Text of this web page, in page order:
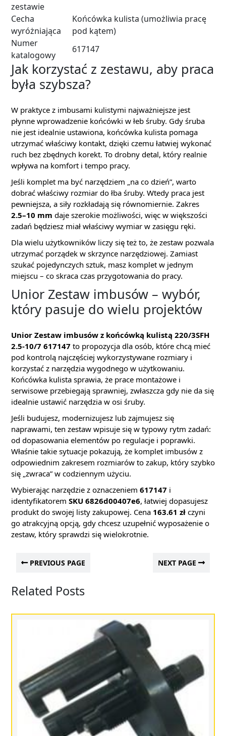
zestawie
Cecha
wyróżniająca
Końcówka kulista (umożliwia pracę
pod kątem)
Numer
katalogowy
617147
Jak korzystać z zestawu, aby praca
była szybsza?
W praktyce z imbusami kulistymi najważniejsze jest
płynne wprowadzenie końcówki w łeb śruby. Gdy śruba
nie jest idealnie ustawiona, końcówka kulista pomaga
utrzymać właściwy kontakt, dzięki czemu łatwiej wykonać
ruch bez zbędnych korekt. To drobny detal, który realnie
wpływa na komfort i tempo pracy.
Jeśli komplet ma być narzędziem „na co dzień”, warto
dobrać właściwy rozmiar do łba śruby. Wtedy praca jest
pewniejsza, a siły rozkładają się równomiernie. Zakres
2.5–10 mm daje szerokie możliwości, więc w większości
zadań będziesz miał właściwy wymiar w zasięgu ręki.
Dla wielu użytkowników liczy się też to, że zestaw pozwala
utrzymać porządek w skrzynce narzędziowej. Zamiast
szukać pojedynczych sztuk, masz komplet w jednym
miejscu – co skraca czas przygotowania do pracy.
Unior Zestaw imbusów – wybór,
który pasuje do wielu projektów
Unior Zestaw imbusów z końcówką kulistą 220/3SFH
2.5-10/7 617147 to propozycja dla osób, które chcą mieć
pod kontrolą najczęściej wykorzystywane rozmiary i
korzystać z narzędzia wygodnego w użytkowaniu.
Końcówka kulista sprawia, że prace montażowe i
serwisowe przebiegają sprawniej, zwłaszcza gdy nie da się
idealnie ustawić narzędzia w osi śruby.
Jeśli budujesz, modernizujesz lub zajmujesz się
naprawami, ten zestaw wpisuje się w typowy rytm zadań:
od dopasowania elementów po regulacje i poprawki.
Właśnie takie sytuacje pokazują, że komplet imbusów z
odpowiednim zakresem rozmiarów to zakup, który szybko
się „zwraca” w codziennym użyciu.
Wybierając narzędzie z oznaczeniem 617147 i
identyfikatorem SKU 6826d00407e6, łatwiej dopasujesz
produkt do swojej listy zakupowej. Cena 163.61 zł czyni
go atrakcyjną opcją, gdy chcesz uzupełnić wyposażenie o
zestaw, który sprawdzi się wielokrotnie.
PREVIOUS PAGE NEXT PAGE
Related Posts